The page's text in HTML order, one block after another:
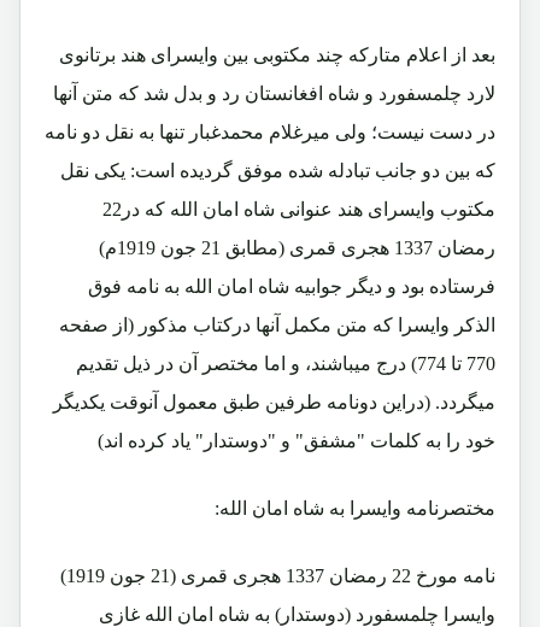
بعد از اعلام متارکه چند مکتوبی بین وایسرای هند برتانوی
لارد چلمسفورد و شاه افغانستان رد و بدل شد که متن آنها
در دست نیست؛ ولی میرغلام محمدغبار تنها به نقل دو نامه
که بین دو جانب تبادله شده موفق گردیده است: یکی نقل
مکتوب وایسرای هند عنوانی شاه امان الله که در22
رمضان 1337 هجری قمری (مطابق 21 جون 1919م)
فرستاده بود و دیگر جوابیه شاه امان الله به نامه فوق
الذکر وایسرا که متن مکمل آنها درکتاب مذکور (از صفحه
770 تا 774) درج میباشند، و اما مختصر آن در ذیل تقدیم
میگردد. (دراین دونامه طرفین طبق معمول آنوقت یکدیگر
خود را به کلمات "مشفق" و "دوستدار" یاد کرده اند)
مختصرنامه وایسرا به شاه امان الله:
نامه مورخ 22 رمضان 1337 هجری قمری (21 جون 1919)
وایسرا چلمسفورد (دوستدار) به شاه امان الله غازی